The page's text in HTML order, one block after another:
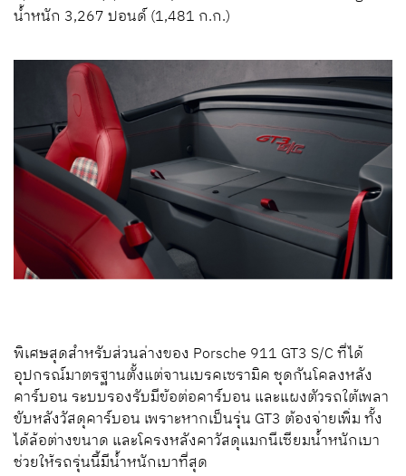
น้ำหนัก 3,267 ปอนด์ (1,481 ก.ก.)
พิเศษสุดสำหรับส่วนล่างของ Porsche 911 GT3 S/C ที่ได้
อุปกรณ์มาตรฐานตั้งแต่จานเบรคเซรามิค ชุดกันโคลงหลัง
คาร์บอน ระบบรองรับมีข้อต่อคาร์บอน และแผงตัวรถใต้เพลา
ขับหลังวัสดุคาร์บอน เพราะหากเป็นรุ่น GT3 ต้องจ่ายเพิ่ม ทั้ง
ได้ล้อต่างขนาด และโครงหลังคาวัสดุแมกนีเซียมน้ำหนักเบา
ช่วยให้รถรุ่นนี้มีน้ำหนักเบาที่สุด